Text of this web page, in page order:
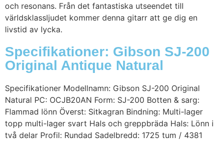
och resonans. Från det fantastiska utseendet till
världsklassljudet kommer denna gitarr att ge dig en
livstid av lycka.
Specifikationer: Gibson SJ-200
Original Antique Natural
Specifikationer Modellnamn: Gibson SJ-200 Original
Natural PC: OCJB20AN Form: SJ-200 Botten & sarg:
Flammad lönn Överst: Sitkagran Bindning: Multi-lager
topp multi-lager svart Hals och greppbräda Hals: Lönn i
två delar Profil: Rundad Sadelbredd: 1725 tum / 4381